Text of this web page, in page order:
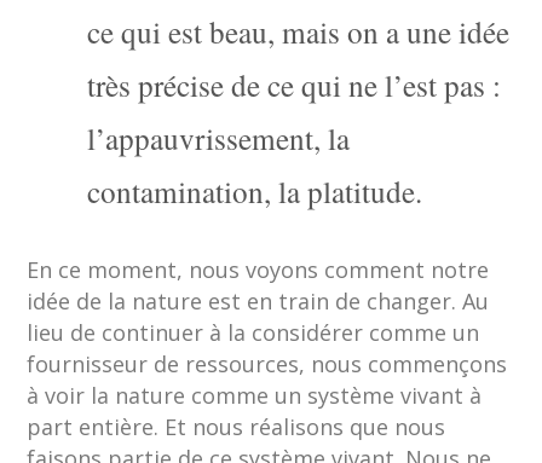
ce qui est beau, mais on a une idée
très précise de ce qui ne l’est pas :
l’appauvrissement, la
contamination, la platitude.
En ce moment, nous voyons comment notre
idée de la nature est en train de changer. Au
lieu de continuer à la considérer comme un
fournisseur de ressources, nous commençons
à voir la nature comme un système vivant à
part entière. Et nous réalisons que nous